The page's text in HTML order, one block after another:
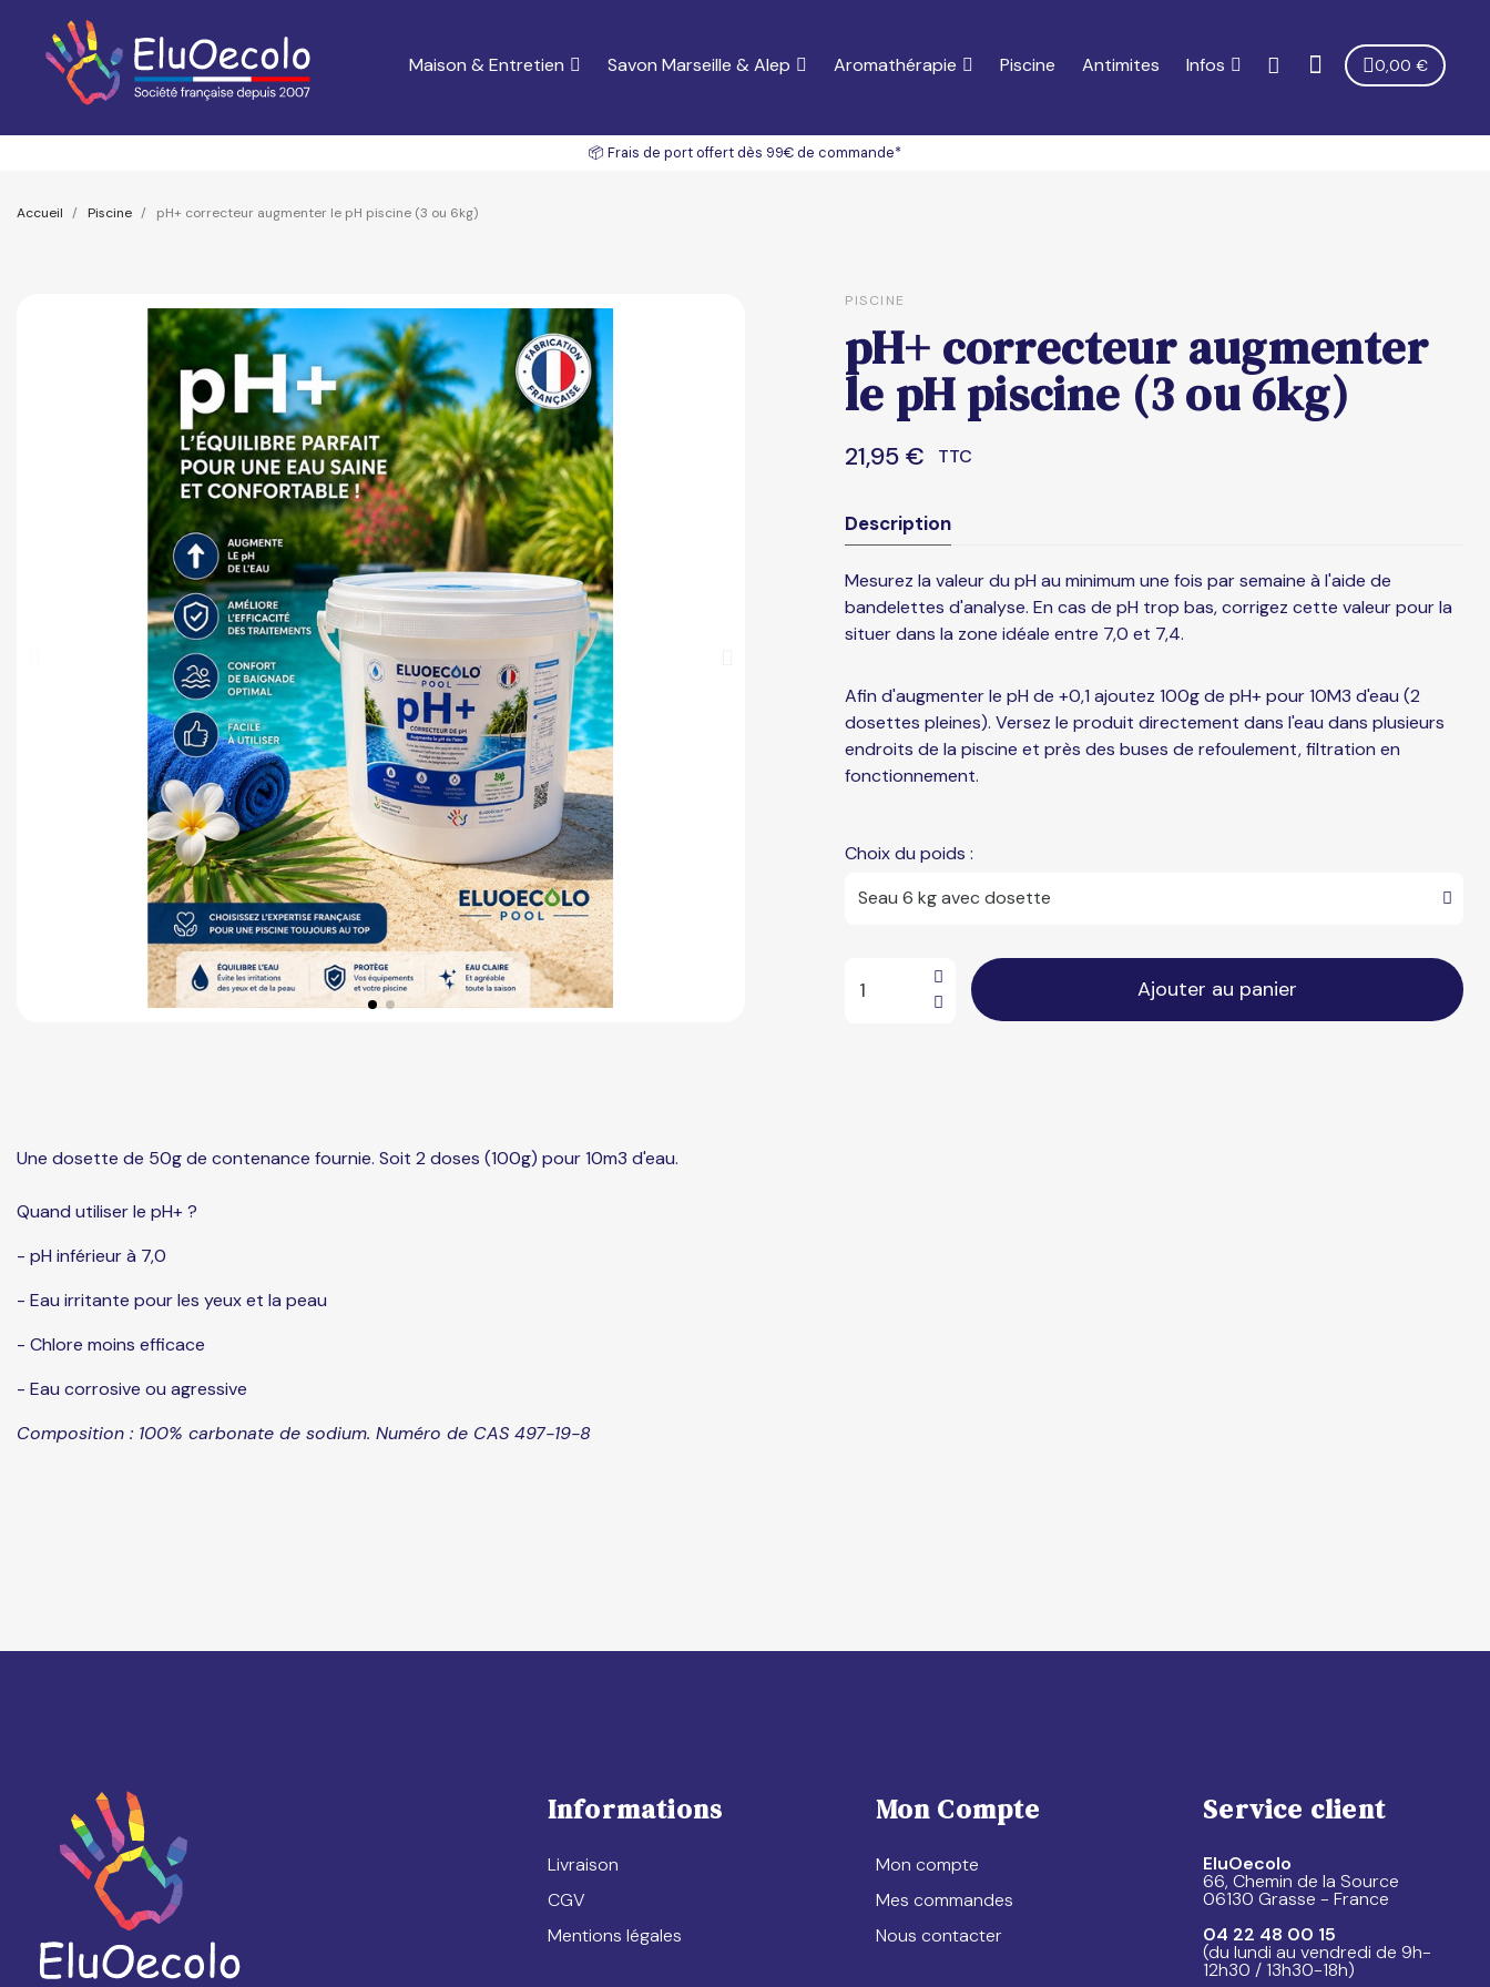
Maison & Entretien Savon Marseille & Alep Aromathérapie Piscine Antimites Infos 0,00 €
📦 Frais de port offert dès 99€ de commande*
Accueil Piscine pH+ correcteur augmenter le pH piscine (3 ou 6kg)
PISCINE
pH+ correcteur augmenter
le pH piscine (3 ou 6kg)
21,95 € TTC
Description
Mesurez la valeur du pH au minimum une fois par semaine à l'aide de
bandelettes d'analyse. En cas de pH trop bas, corrigez cette valeur pour la
situer dans la zone idéale entre 7,0 et 7,4.
Afin d'augmenter le pH de +0,1 ajoutez 100g de pH+ pour 10M3 d'eau (2
dosettes pleines). Versez le produit directement dans l'eau dans plusieurs
endroits de la piscine et près des buses de refoulement, filtration en
fonctionnement.
Choix du poids :
Ajouter au panier
Une dosette de 50g de contenance fournie. Soit 2 doses (100g) pour 10m3 d'eau.
Quand utiliser le pH+ ?
- pH inférieur à 7,0
- Eau irritante pour les yeux et la peau
- Chlore moins efficace
- Eau corrosive ou agressive
Composition : 100% carbonate de sodium. Numéro de CAS 497-19-8
Informations
Livraison
CGV
Mentions légales
Mon Compte
Mon compte
Mes commandes
Nous contacter
Service client
EluOecolo
66, Chemin de la Source
06130 Grasse - France
04 22 48 00 15
(du lundi au vendredi de 9h-
12h30 / 13h30-18h)